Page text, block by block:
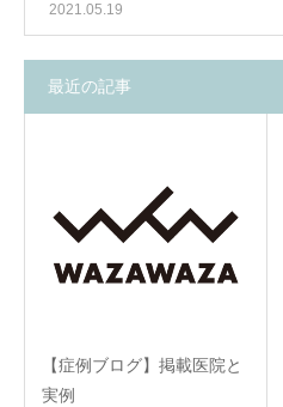
2021.05.19
最近の記事
【症例ブログ】掲載医院と
実例